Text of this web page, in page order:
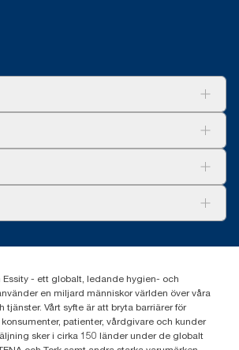
Essity - ett globalt, ledande hygien- och
en miljard människor världen över våra
tjänster. Vårt syfte är att bryta barriärer för
patienter, vårdgivare och kunder
sker i cirka 150 länder under de globalt